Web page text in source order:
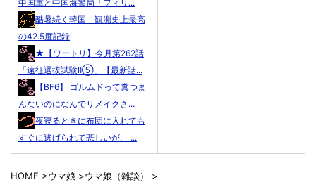
中国軍と中国海警局「フィリ...
酷暑続く韓国 観測史上最高
の42.5度記録
★【ワートリ】今月第262話
「遠征選抜試験Ⅱ⑤」【最新話...
【BF6】 ゴルムドって糞つま
んないのになんでリメイクさ...
夜寝るときに布団に入れても
すぐに逃げられて悲しいが、 ...
HOME >ウマ娘 >ウマ娘（雑談） >